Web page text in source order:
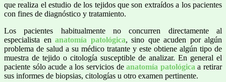
que realiza el estudio de los tejidos que son extraídos a los pacientes
con fines de diagnóstico y tratamiento.
Los pacientes habitualmente no concurren directamente al
especialista en anatomía patológica, sino que acuden por algún
problema de salud a su médico tratante y este obtiene algún tipo de
muestra de tejido o citología susceptible de analizar. En general el
paciente sólo acude a los servicios deanatomía patológica a retirar
sus informes de biopsias, citologías u otro examen pertinente.